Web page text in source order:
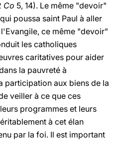
Co 5, 14). Le même "devoir"
poussa saint Paul à aller
ce même "devoir"
les catholiques
caritatives pour aider
la pauvreté à
participation aux biens de la
veiller à ce que ces
programmes et leurs
à cet élan
par la foi. Il est important